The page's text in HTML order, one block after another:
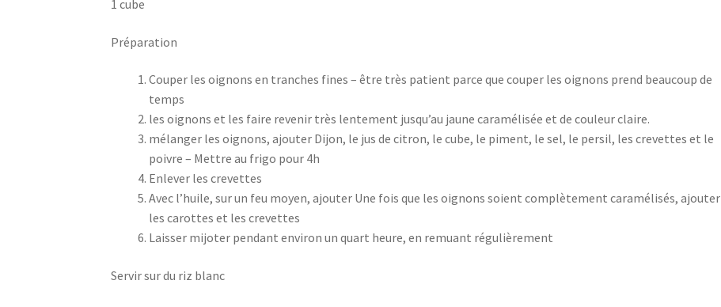
1 cube
Préparation
Couper les oignons en tranches fines – être très patient parce que couper les oignons prend beaucoup de
temps
les oignons et les faire revenir très lentement jusqu’au jaune caramélisée et de couleur claire.
mélanger les oignons, ajouter Dijon, le jus de citron, le cube, le piment, le sel, le persil, les crevettes et le
poivre – Mettre au frigo pour 4h
Enlever les crevettes
Avec l’huile, sur un feu moyen, ajouter Une fois que les oignons soient complètement caramélisés, ajouter
les carottes et les crevettes
Laisser mijoter pendant environ un quart heure, en remuant régulièrement
Servir sur du riz blanc